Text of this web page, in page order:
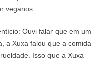
veganos.
Ouvi falar que em um
a Xuxa falou que a comida
Isso que a Xuxa